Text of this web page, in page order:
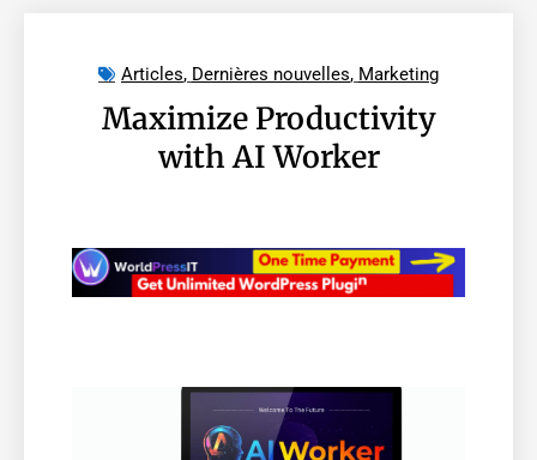
Articles, Dernières nouvelles, Marketing
Maximize Productivity
with AI Worker